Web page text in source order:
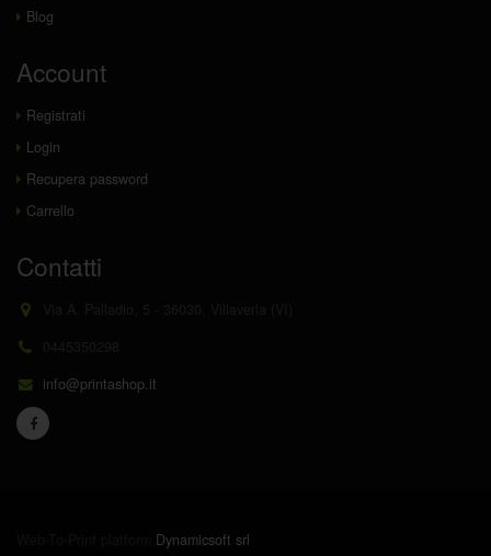
Blog
Account
Registrati
Login
Recupera password
Carrello
Contatti
info@printashop.it
Dynamicsoft srl